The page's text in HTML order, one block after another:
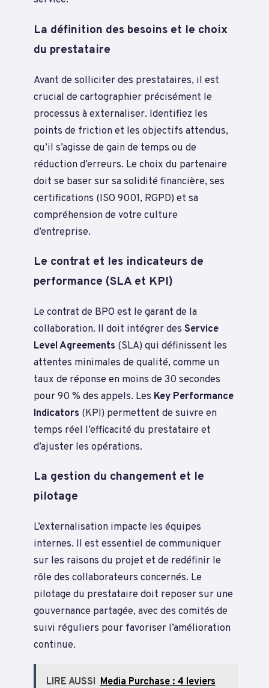
La définition des besoins et le choix
du prestataire
Avant de solliciter des prestataires, il est
crucial de cartographier précisément le
processus à externaliser. Identifiez les
points de friction et les objectifs attendus,
qu’il s’agisse de gain de temps ou de
réduction d’erreurs. Le choix du partenaire
doit se baser sur sa solidité financière, ses
certifications (ISO 9001, RGPD) et sa
compréhension de votre culture
d’entreprise.
Le contrat et les indicateurs de
performance (SLA et KPI)
Le contrat de BPO est le garant de la
collaboration. Il doit intégrer des Service
Level Agreements (SLA) qui définissent les
attentes minimales de qualité, comme un
taux de réponse en moins de 30 secondes
pour 90 % des appels. Les Key Performance
Indicators (KPI) permettent de suivre en
temps réel l’efficacité du prestataire et
d’ajuster les opérations.
La gestion du changement et le
pilotage
L’externalisation impacte les équipes
internes. Il est essentiel de communiquer
sur les raisons du projet et de redéfinir le
rôle des collaborateurs concernés. Le
pilotage du prestataire doit reposer sur une
gouvernance partagée, avec des comités de
suivi réguliers pour favoriser l’amélioration
continue.
LIRE AUSSI Media Purchase : 4 leviers